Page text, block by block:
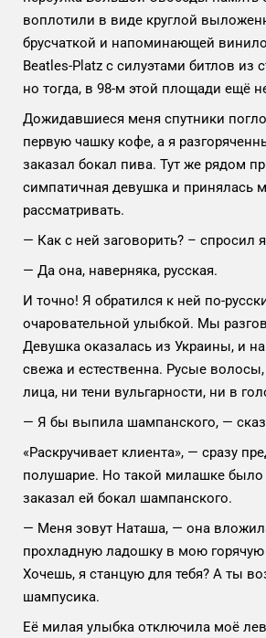
воплотили в виде круглой
брусчаткой и напоминающей
Beatles-Platz с силуэтами битлов из
но тогда, в 98-м этой площади ещё
Дожидавшиеся меня спутники
первую чашку кофе, а я
заказал бокал пива. Тут же рядом
симпатичная девушка и принялась
рассматривать.
— Как с ней заговорить? – спросил
— Да она, наверняка, русская.
И точно! Я обратился к ней по-
очаровательной улыбкой. Мы
Девушка оказалась из Украины, и
свежа и естественна. Русые
лица, ни тени вульгарности, ни в
— Я бы выпила шампанского, —
«Раскручивает клиента», — сразу
полушарие. Но такой милашке
заказал ей бокал шампанского.
— Меня зовут Наташа, — она
прохладную ладошку в мою
Хочешь, я станцую для тебя? А ты
шампусика.
Её милая улыбка отключила моё